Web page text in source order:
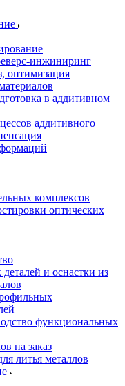
инжиниринг
оптимизация
в аддитивном
аддитивного
комплексов
оптических
деталей и оснастки из
функциональных
на заказ
литья металлов